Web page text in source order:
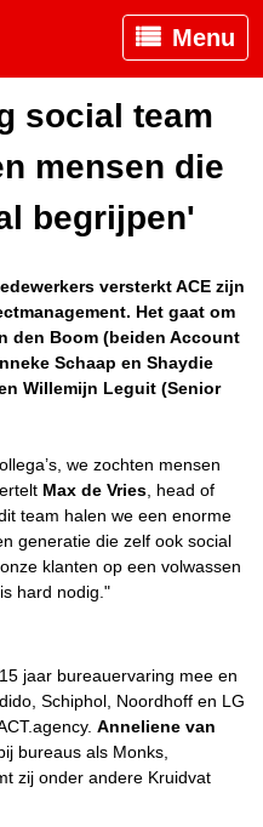
Menu
social team
mensen die
begrijpen'
versterkt ACE zijn
Het gaat om
den Boom (beiden Account
Schaap en Shaydie
Willemijn Leguit (Senior
we zochten mensen
Max de Vries , head of
team halen we een enorme
generatie die zelf ook social
klanten op een volwassen
hard nodig."
jaar bureauervaring mee en
Schiphol, Noordhoff en LG
Anneliene van
bureaus als Monks,
zij onder andere Kruidvat